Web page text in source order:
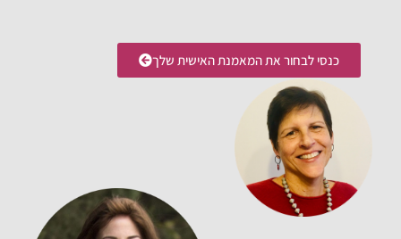
כנסי לבחור את המאמנת האישית שלך